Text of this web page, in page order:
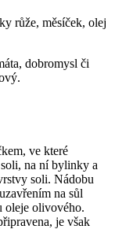
růže, měsíček, olej
dobromysl či
ve které
na ní bylinky a
soli. Nádobu
na sůl
oleje olivového.
je však